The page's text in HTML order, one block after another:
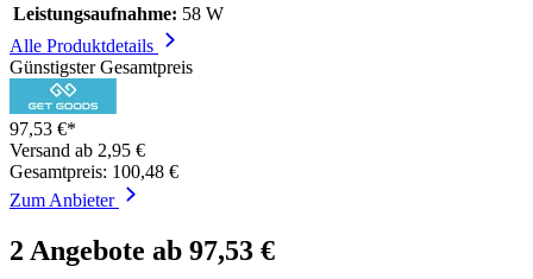
Leistungsaufnahme: 58 W
Alle Produktdetails
Günstigster Gesamtpreis
97,53 €*
Versand ab 2,95 €
Gesamtpreis: 100,48 €
Zum Anbieter
2 Angebote ab 97,53 €